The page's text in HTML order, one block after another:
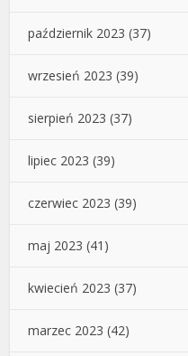
październik 2023 (37)
wrzesień 2023 (39)
sierpień 2023 (37)
lipiec 2023 (39)
czerwiec 2023 (39)
maj 2023 (41)
kwiecień 2023 (37)
marzec 2023 (42)